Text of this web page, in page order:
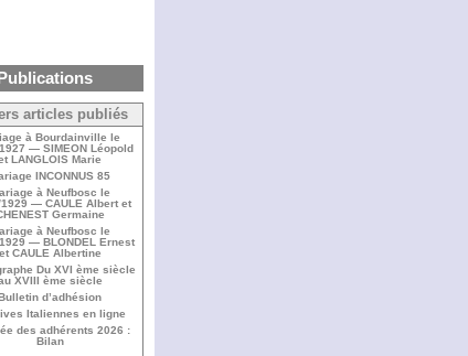
articles publiés
à Bourdainville le
— SIMEON Léopold
LANGLOIS Marie
INCONNUS 85
à Neufbosc le
— CAULE Albert et
Germaine
à Neufbosc le
— BLONDEL Ernest
CAULE Albertine
Du XVI ème siècle
XVIII ème siècle
d’adhésion
Italiennes en ligne
des adhérents 2026 :
Bilan